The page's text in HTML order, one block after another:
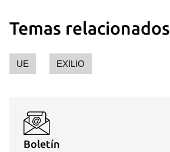
Temas relacionados
UE EXILIO
Boletín